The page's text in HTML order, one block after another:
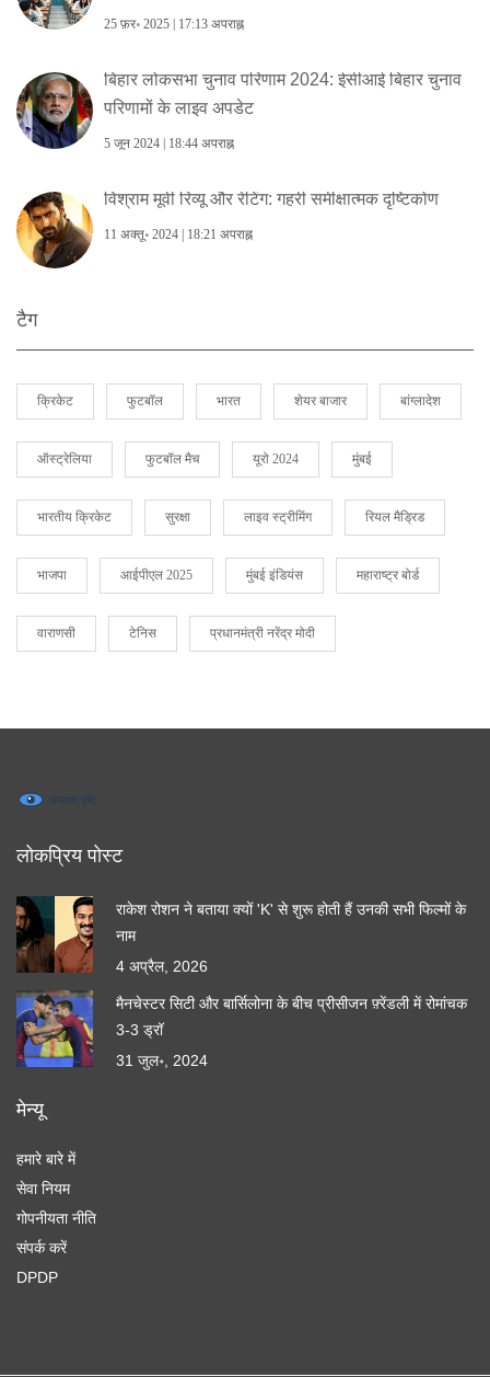
25 फ़र॰ 2025 | 17:13 अपराह्न
बिहार लोकसभा चुनाव परिणाम 2024: ईसीआई बिहार चुनाव
परिणामों के लाइव अपडेट
5 जून 2024 | 18:44 अपराह्न
विश्राम मूवी रिव्यू और रेटिंग: गहरी समीक्षात्मक दृष्टिकोण
11 अक्तू॰ 2024 | 18:21 अपराह्न
टैग
क्रिकेट फुटबॉल भारत शेयर बाजार बांग्लादेश
ऑस्ट्रेलिया फुटबॉल मैच यूरो 2024 मुंबई
भारतीय क्रिकेट सुरक्षा लाइव स्ट्रीमिंग रियल मैड्रिड
भाजपा आईपीएल 2025 मुंबई इंडियंस महाराष्ट्र बोर्ड
वाराणसी टेनिस प्रधानमंत्री नरेंद्र मोदी
लोकप्रिय पोस्ट
राकेश रोशन ने बताया क्यों 'K' से शुरू होती हैं उनकी सभी फिल्मों के
नाम
4 अप्रैल, 2026
मैनचेस्टर सिटी और बार्सिलोना के बीच प्रीसीजन फ़्रेंडली में रोमांचक
3-3 ड्रॉ
31 जुल॰, 2024
मेन्यू
हमारे बारे में
सेवा नियम
गोपनीयता नीति
संपर्क करें
DPDP